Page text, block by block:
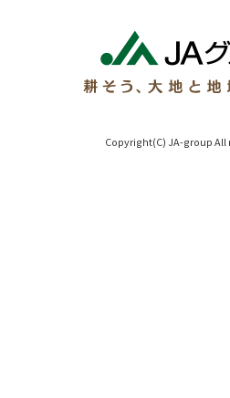
Copyright(C) JA-group